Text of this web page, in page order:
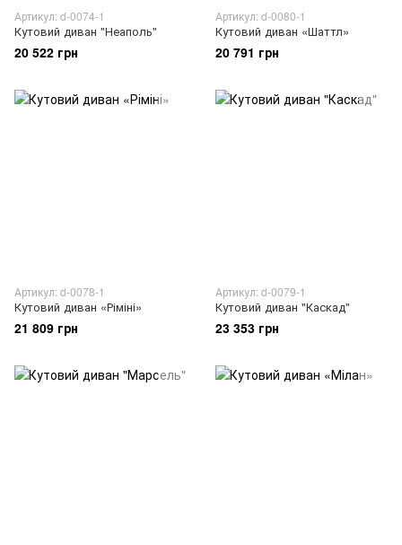
Артикул: d-0074-1
Кутовий диван "Неаполь"
20 522 грн
Артикул: d-0080-1
Кутовий диван «Шаттл»
20 791 грн
Артикул: d-0078-1
Кутовий диван «Ріміні»
21 809 грн
Артикул: d-0079-1
Кутовий диван "Каскад"
23 353 грн